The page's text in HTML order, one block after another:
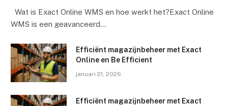
Wat is Exact Online WMS en hoe werkt het?Exact Online
WMS is een geavanceerd…
Efficiënt magazijnbeheer met Exact
Online en Be Efficient
januari 21, 2026
Efficiënt magazijnbeheer met Exact